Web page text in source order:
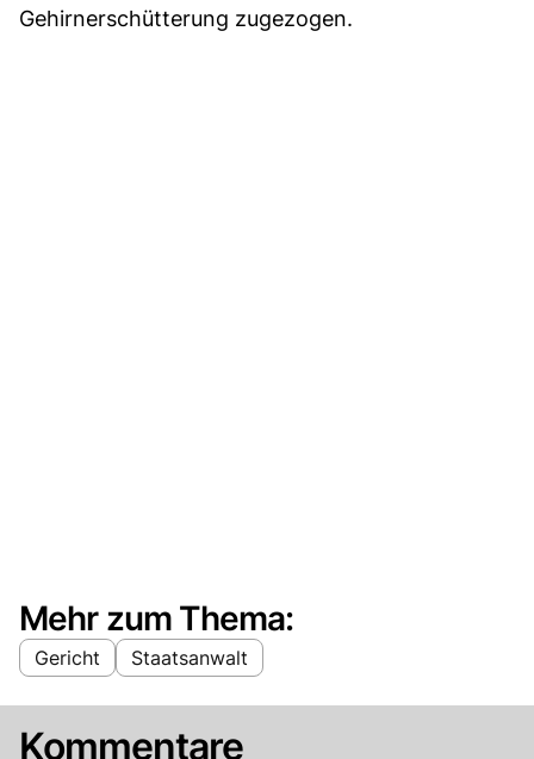
Gehirnerschütterung zugezogen.
Mehr zum Thema:
Gericht Staatsanwalt
Kommentare